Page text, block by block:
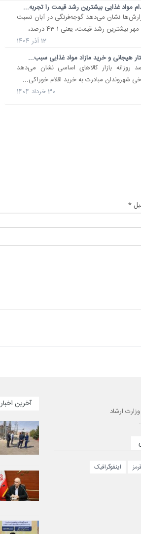
مواد غذایی بیشترین رشد قیمت را تجربه...
نشان می‌دهد گوجه‌فرنگی در آبان نسبت
بیشترین رشد قیمت، یعنی 43.1 درصد،...
12 آذر 1404
هیجانی و خرید مازاد مواد غذایی سبب...
روزانه بازار کالاهای اساسی نشان می‌دهد
شهروندان مبادرت به خرید اقلام خوراکی...
30 خرداد 1404
*
آخرین اخبار
ارشاد
اینفوگرافیک